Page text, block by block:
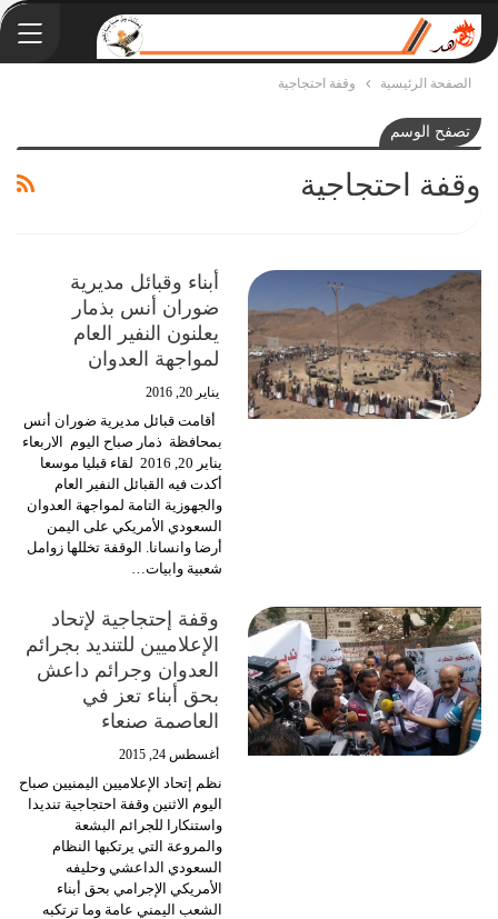
الصفحة الرئيسية وقفة احتجاجية
تصفح الوسم
وقفة احتجاجية
أبناء وقبائل مديرية
ضوران أنس بذمار
يعلنون النفير العام
لمواجهة العدوان
يناير 20, 2016
أقامت قبائل مديرية ضوران أنس
بمحافظة ذمار صباح اليوم الاربعاء
يناير 20, 2016 لقاء قبليا موسعا
أكدت فيه القبائل النفير العام
والجهوزية التامة لمواجهة العدوان
السعودي الأمريكي على اليمن
أرضا وانسانا. الوقفة تخللها زوامل
شعبية وابيات…
وقفة إحتجاجية لإتحاد
الإعلاميين للتنديد بجرائم
العدوان وجرائم داعش
بحق أبناء تعز في
العاصمة صنعاء
أغسطس 24, 2015
نظم إتحاد الإعلاميين اليمنيين صباح
اليوم الاثنين وقفة احتجاجية تنديدا
واستنكارا للجرائم البشعة
والمروعة التي يرتكبها النظام
السعودي الداعشي وحليفه
الأمريكي الإجرامي بحق أبناء
الشعب اليمني عامة وما ترتكبه